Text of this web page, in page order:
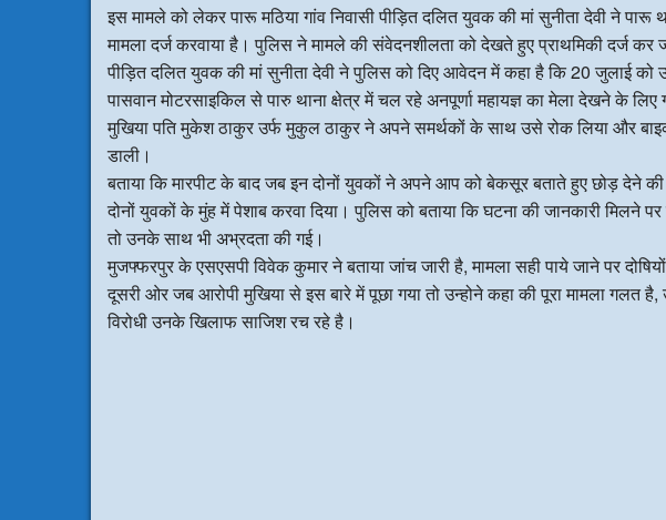
इस मामले को लेकर पारू मठिया गांव निवासी पीड़ित दलित युवक की मां सुनीता देवी ने
मामला दर्ज करवाया है। पुलिस ने मामले की संवेदनशीलता को देखते हुए प्राथमिकी दर्ज कर
पीड़ित दलित युवक की मां सुनीता देवी ने पुलिस को दिए आवेदन में कहा है कि 20 जुलाई को
पासवान मोटरसाइकिल से पारु थाना क्षेत्र में चल रहे अनपूर्णा महायज्ञ का मेला देखने के
मुखिया पति मुकेश ठाकुर उर्फ मुकुल ठाकुर ने अपने समर्थकों के साथ उसे रोक लिया और
डाली।
बताया कि मारपीट के बाद जब इन दोनों युवकों ने अपने आप को बेकसूर बताते हुए छोड़ देने
दोनों युवकों के मुंह में पेशाब करवा दिया। पुलिस को बताया कि घटना की जानकारी मिलने
तो उनके साथ भी अभ्रदता की गई।
मुजफ्फरपुर के एसएसपी विवेक कुमार ने बताया जांच जारी है, मामला सही पाये जाने पर
दूसरी ओर जब आरोपी मुखिया से इस बारे में पूछा गया तो उन्होने कहा की पूरा मामला गलत
विरोधी उनके खिलाफ साजिश रच रहे है।